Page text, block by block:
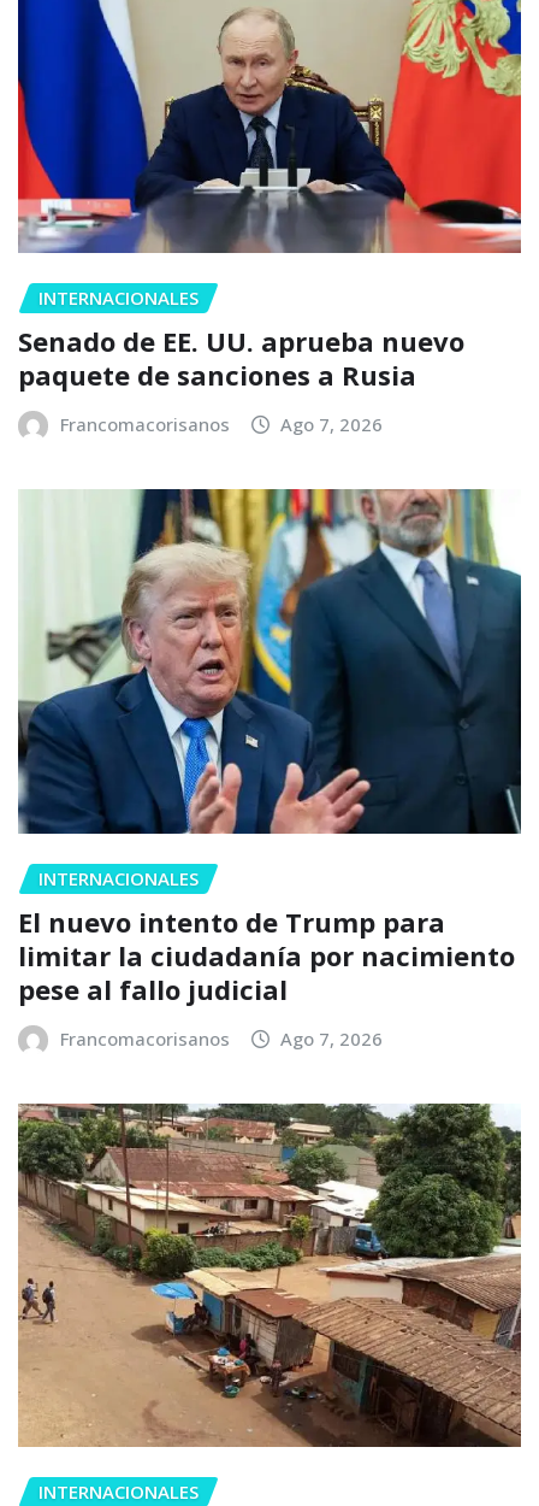
INTERNACIONALES
Senado de EE. UU. aprueba nuevo
paquete de sanciones a Rusia
Francomacorisanos Ago 7, 2026
INTERNACIONALES
El nuevo intento de Trump para
limitar la ciudadanía por nacimiento
pese al fallo judicial
Francomacorisanos Ago 7, 2026
INTERNACIONALES